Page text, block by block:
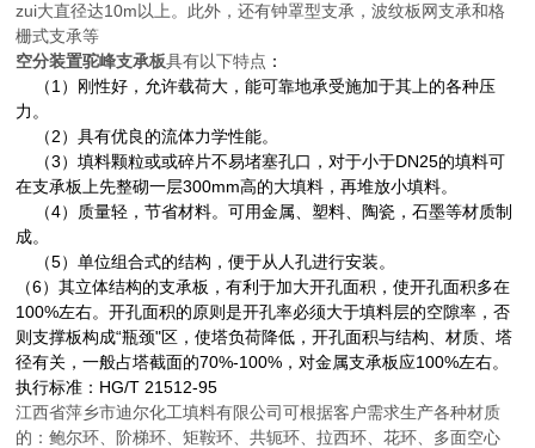
zui大直径达10m以上。此外，还有钟罩型支承，波纹板网支承和格
栅式支承等
空分装置驼峰支承板具有以下特点 ：
（1）刚性好，允许载荷大，能可靠地承受施加于其上的各种压
力。
（2）具有优良的流体力学性能。
（3）填料颗粒或或碎片不易堵塞孔口，对于小于DN25的填料可
在支承板上先整砌一层300mm高的大填料，再堆放小填料。
（4）质量轻，节省材料。可用金属、塑料、陶瓷，石墨等材质制
成。
（5）单位组合式的结构，便于从人孔进行安装。
（6）其立体结构的支承板，有利于加大开孔面积，使开孔面积多在
100%左右。开孔面积的原则是开孔率必须大于填料层的空隙率，否
则支撑板构成“瓶颈"区，使塔负荷降低，开孔面积与结构、材质、塔
径有关，一般占塔截面的70%-100%，对金属支承板应100%左右。
执行标准：HG/T 21512-95
江西省萍乡市迪尔化工填料有限公司可根据客户需求生产各种材质
的：鲍尔环、阶梯环、矩鞍环、共轭环、拉西环、花环、多面空心